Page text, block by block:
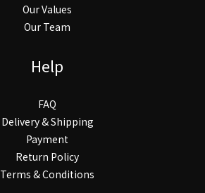
Our Values
Our Team
Help
FAQ
Delivery & Shipping
Payment
Return Policy
Terms & Conditions